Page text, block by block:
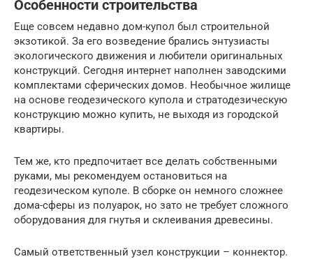
Особенности строительства
Еще совсем недавно дом-купол был строительной
экзотикой. За его возведение брались энтузиасты
экологического движения и любители оригинальных
конструкций. Сегодня интернет наполнен заводскими
комплектами сферических домов. Необычное жилище
на основе геодезического купола и стратодезическую
конструкцию можно купить, не выходя из городской
квартиры.
Тем же, кто предпочитает все делать собственными
руками, мы рекомендуем остановиться на
геодезическом куполе. В сборке он немного сложнее
дома-сферы из полуарок, но зато не требует сложного
оборудования для гнутья и склеивания древесины.
Самый ответственный узел конструкции – коннектор.